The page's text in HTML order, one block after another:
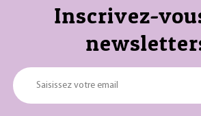
Inscrivez-
Saisissez votre email